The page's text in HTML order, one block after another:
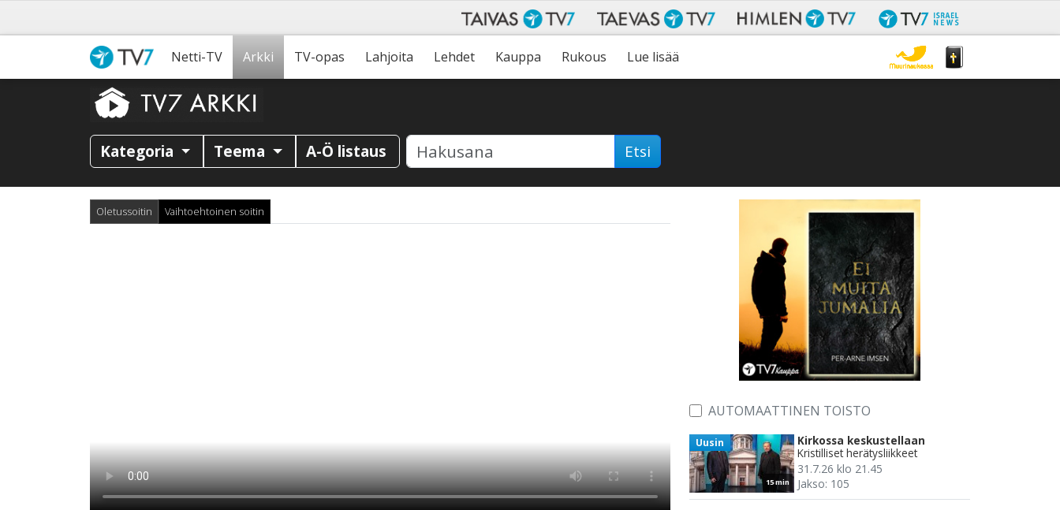
Netti-TV Arkki TV-opas Lahjoita Lehdet Kauppa Rukous Lue lisää
Kategoria Teema A-Ö listaus Etsi
Oletussoitin Vaihtoehtoinen soitin
AUTOMAATTINEN TOISTO
15 min
Uusin
Kirkossa keskustellaan
Kristilliset herätysliikkeet
31.7.26 klo 21.45
Jakso: 105